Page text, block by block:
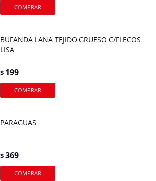
BUFANDA LANA TEJIDO GRUESO C/FLECOS
LISA
$ 199
PARAGUAS
$369